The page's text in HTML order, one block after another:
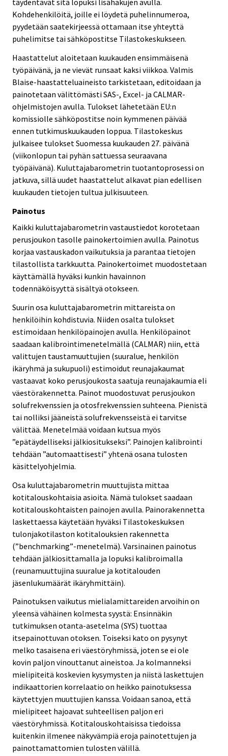
täydentävät sitä lopuksi lisähakujen avulla.
Kohdehenkilöitä, joille ei löydetä puhelinnumeroa,
pyydetään saatekirjeessä ottamaan itse yhteyttä
puhelimitse tai sähköpostitse Tilastokeskukseen.
Haastattelut aloitetaan kuukauden ensimmäisenä
työpäivänä, ja ne vievät runsaat kaksi viikkoa. Valmis
Blaise-haastatteluaineisto tarkistetaan, editoidaan ja
painotetaan välittömästi SAS-, Excel- ja CALMAR-
ohjelmistojen avulla. Tulokset lähetetään EU:n
komissiolle sähköpostitse noin kymmenen päivää
ennen tutkimuskuukauden loppua. Tilastokeskus
julkaisee tulokset Suomessa kuukauden 27. päivänä
(viikonlopun tai pyhän sattuessa seuraavana
työpäivänä). Kuluttajabarometrin tuotantoprosessi on
jatkuva, sillä uudet haastattelut alkavat pian edellisen
kuukauden tietojen tultua julkisuuteen.
Painotus
Kaikki kuluttajabarometrin vastaustiedot korotetaan
perusjoukon tasolle painokertoimien avulla. Painotus
korjaa vastauskadon vaikutuksia ja parantaa tietojen
tilastollista tarkkuutta. Painokertoimet muodostetaan
käyttämällä hyväksi kunkin havainnon
todennäköisyyttä sisältyä otokseen.
Suurin osa kuluttajabarometrin mittareista on
henkilöihin kohdistuvia. Niiden osalta tulokset
estimoidaan henkilöpainojen avulla. Henkilöpainot
saadaan kalibrointimenetelmällä (CALMAR) niin, että
valittujen taustamuuttujien (suuralue, henkilön
ikäryhmä ja sukupuoli) estimoidut reunajakaumat
vastaavat koko perusjoukosta saatuja reunajakaumia eli
väestörakennetta. Painot muodostuvat perusjoukon
solufrekvenssien ja otosfrekvenssien suhteena. Pienistä
tai nolliksi jääneistä solufrekvensseistä ei tarvitse
välittää. Menetelmää voidaan kutsua myös
”epätäydelliseksi jälkiositukseksi”. Painojen kalibrointi
tehdään ”automaattisesti” yhtenä osana tulosten
käsittelyohjelmia.
Osa kuluttajabarometrin muuttujista mittaa
kotitalouskohtaisia asioita. Nämä tulokset saadaan
kotitalouskohtaisten painojen avulla. Painorakennetta
laskettaessa käytetään hyväksi Tilastokeskuksen
tulonjakotilaston kotitalouksien rakennetta
(”benchmarking”-menetelmä). Varsinainen painotus
tehdään jälkiosittamalla ja lopuksi kalibroimalla
(reunamuuttujina suuralue ja kotitalouden
jäsenlukumäärät ikäryhmittäin).
Painotuksen vaikutus mielialamittareiden arvoihin on
yleensä vähäinen kolmesta syystä: Ensinnäkin
tutkimuksen otanta-asetelma (SYS) tuottaa
itsepainottuvan otoksen. Toiseksi kato on pysynyt
melko tasaisena eri väestöryhmissä, joten se ei ole
kovin paljon vinouttanut aineistoa. Ja kolmanneksi
mielipiteitä koskevien kysymysten ja niistä laskettujen
indikaattorien korrelaatio on heikko painotuksessa
käytettyjen muuttujien kanssa. Voidaan sanoa, että
mielipiteet hajoavat suhteellisen paljon eri
väestöryhmissä. Kotitalouskohtaisissa tiedoissa
kuitenkin ilmenee näkyvämpiä eroja painotettujen ja
painottamattomien tulosten välillä.